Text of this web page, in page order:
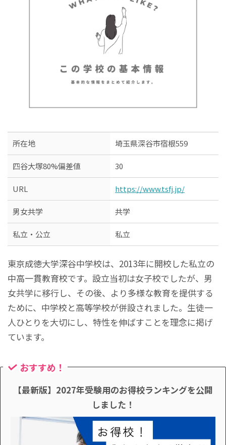
所在地 埼玉県深谷市宿根559
四谷大塚80%偏差値 30
URL https://www.tsfj.jp/
男女共学 共学
私立・公立 私立
東京成徳大学深谷中学校は、2013年に開校した私立の
中高一貫教育校です。設立当初は女子校でしたが、男
女共学に移行し、その後、より多様な教育を提供する
ために、中学校と高等学校が併設されました。生徒一
人ひとりを大切にし、特性を伸ばすことを理念に掲げ
ています。
おすすめ！
【最新版】2027年受験用のお得校ランキングを公開
しました！